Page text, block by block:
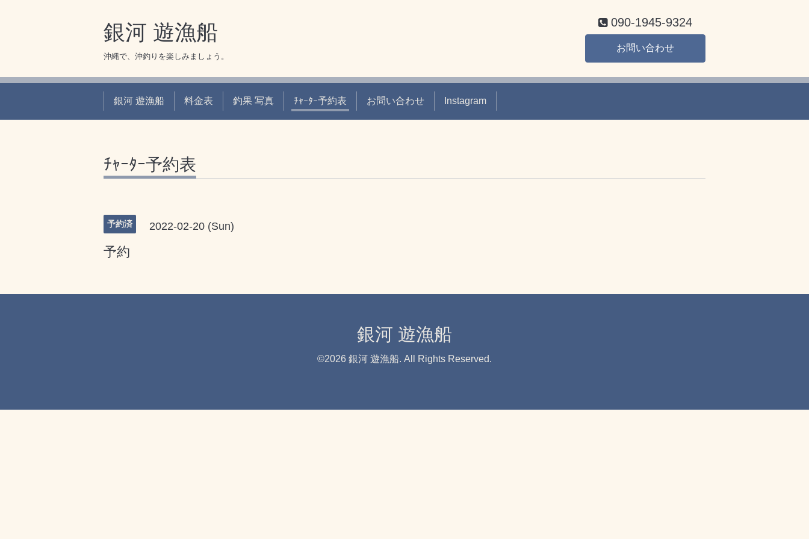
銀河 遊漁船
沖縄で、沖釣りを楽しみましょう。
090-1945-9324
お問い合わせ
銀河 遊漁船 料金表 釣果 写真 ﾁｬｰﾀｰ予約表 お問い合わせ Instagram
ﾁｬｰﾀｰ予約表
予約済 2022-02-20 (Sun)
予約
銀河 遊漁船
©2026 銀河 遊漁船. All Rights Reserved.